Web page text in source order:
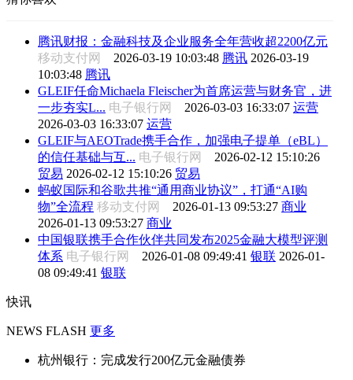
腾讯财报：金融科技及企业服务全年营收超2200亿元
移动支付网 2026-03-19 10:03:48 腾讯 2026-03-19
10:03:48 腾讯
GLEIF任命Michaela Fleischer为首席运营与财务官，进
一步夯实L... 电子银行网 2026-03-03 16:33:07 运营
2026-03-03 16:33:07 运营
GLEIF与AEOTrade携手合作，加强电子提单（eBL）
的信任基础与互... 电子银行网 2026-02-12 15:10:26
贸易 2026-02-12 15:10:26 贸易
蚂蚁国际和谷歌共推“通用商业协议”，打通“AI购
物”全流程 移动支付网 2026-01-13 09:53:27 商业
2026-01-13 09:53:27 商业
中国银联携手合作伙伴共同发布2025金融大模型评测
体系 电子银行网 2026-01-08 09:49:41 银联 2026-01-
08 09:49:41 银联
快讯
NEWS FLASH 更多
杭州银行：完成发行200亿元金融债券